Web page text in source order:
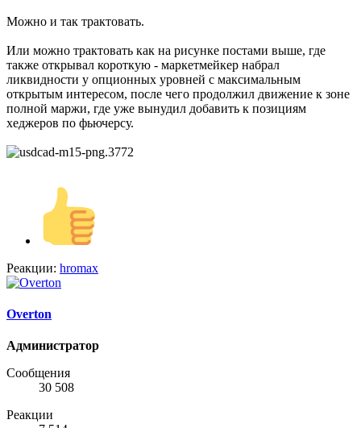
Можно и так трактовать.
Или можно трактовать как на рисунке постами выше, где
также открывал короткую - маркетмейкер набрал
ликвидности у опционных уровней с максимальным
открытым интересом, после чего продолжил движение к зоне
полной маржи, где уже вынудил добавить к позициям
хеджеров по фьючерсу.
Реакции: hromax
Overton
Администратор
Сообщения
30 508
Реакции